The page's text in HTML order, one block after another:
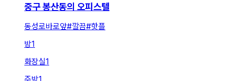
중구 봉산동의 오피스텔
동성로바로앞#깔끔#핫플
방1
화장실1